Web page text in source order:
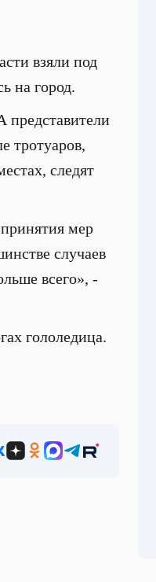
взяли под
на город.
представители
тротуаров,
следят
мер
случаев
всего», -
гололедица.